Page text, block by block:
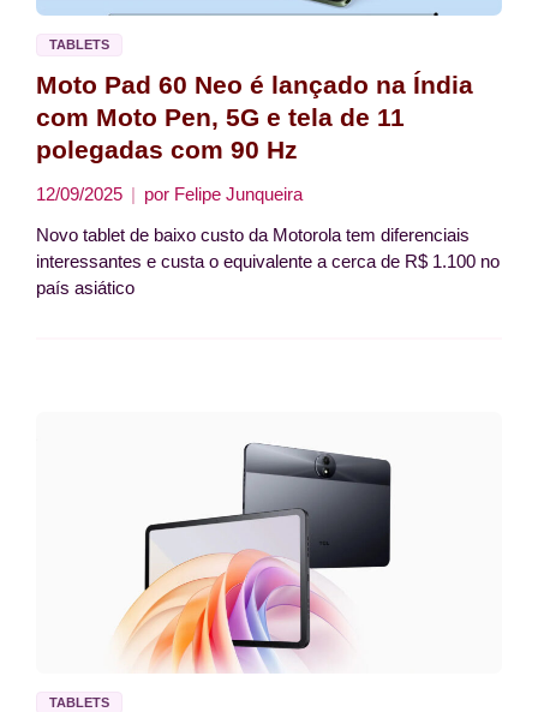
TABLETS
Moto Pad 60 Neo é lançado na Índia
com Moto Pen, 5G e tela de 11
polegadas com 90 Hz
12/09/2025 por Felipe Junqueira
Novo tablet de baixo custo da Motorola tem diferenciais
interessantes e custa o equivalente a cerca de R$ 1.100 no
país asiático
TABLETS